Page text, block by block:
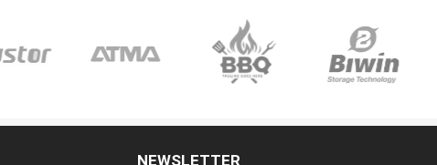
NEWSLETTER